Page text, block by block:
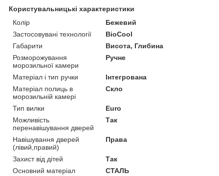
Користувальницькі характеристики
Колір
Бежевий
Застосовувані технології
BioCool
Габарити
Висота, Глибина
Розморожування
морозильної камери
Ручне
Матеріал і тип ручки
Інтегрована
Матеріал полиць в
морозильній камері
Скло
Тип вилки
Euro
Можливість
перенавішування дверей
Так
Навішування дверей
(лівий,правий)
Права
Захист від дітей
Так
Основний матеріал
СТАЛЬ